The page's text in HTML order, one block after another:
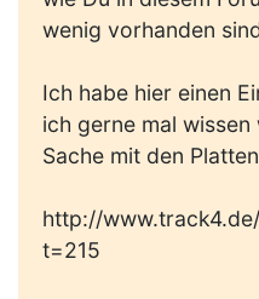
wenig vorhanden
Ich habe hier einen
ich gerne mal
Sache mit den
http://
t=215